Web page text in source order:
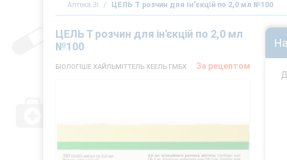
Аптека 3i / ЦЕЛЬ Т розчин для ін'єкцій по 2,0 мл №100
ЦЕЛЬ Т розчин для ін'єкцій по 2,0 мл
№100
За рецептом
БІОЛОГІШЕ ХАЙЛЬМІТТЕЛЬ ХЕЕЛЬ ГМБХ